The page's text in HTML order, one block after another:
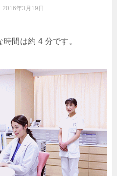
2016年3月19日
間は約 4 分です。